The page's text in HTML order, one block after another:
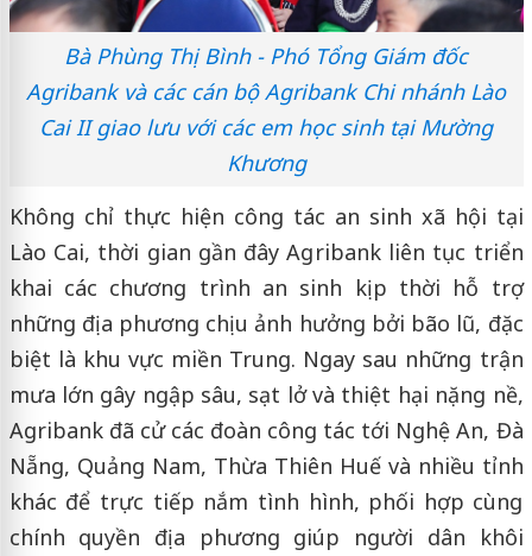
Bà Phùng Thị Bình - Phó Tổng Giám đốc
Agribank và các cán bộ Agribank Chi nhánh Lào
Cai II giao lưu với các em học sinh tại Mường
Khương
Không chỉ thực hiện công tác an sinh xã hội tại
Lào Cai, thời gian gần đây Agribank liên tục triển
khai các chương trình an sinh kịp thời hỗ trợ
những địa phương chịu ảnh hưởng bởi bão lũ, đặc
biệt là khu vực miền Trung. Ngay sau những trận
mưa lớn gây ngập sâu, sạt lở và thiệt hại nặng nề,
Agribank đã cử các đoàn công tác tới Nghệ An, Đà
Nẵng, Quảng Nam, Thừa Thiên Huế và nhiều tỉnh
khác để trực tiếp nắm tình hình, phối hợp cùng
chính quyền địa phương giúp người dân khôi